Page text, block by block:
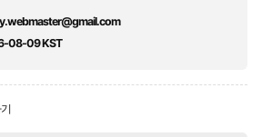
08-09 KST